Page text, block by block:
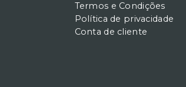
Termos e Condições
Política de privacidade
Conta de cliente